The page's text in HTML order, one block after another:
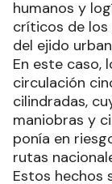
humanos y
críticos de
del ejido
En este caso,
circulación
cilindradas,
maniobras y
ponía en
rutas
Estos hechos